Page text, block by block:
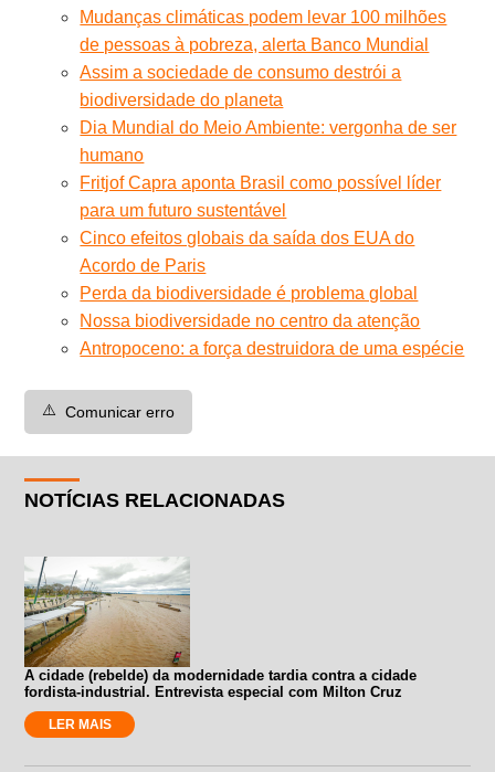
Mudanças climáticas podem levar 100 milhões
de pessoas à pobreza, alerta Banco Mundial
Assim a sociedade de consumo destrói a
biodiversidade do planeta
Dia Mundial do Meio Ambiente: vergonha de ser
humano
Fritjof Capra aponta Brasil como possível líder
para um futuro sustentável
Cinco efeitos globais da saída dos EUA do
Acordo de Paris
Perda da biodiversidade é problema global
Nossa biodiversidade no centro da atenção
Antropoceno: a força destruidora de uma espécie
⚠️ Comunicar erro
NOTÍCIAS RELACIONADAS
A cidade (rebelde) da modernidade tardia contra a cidade
fordista-industrial. Entrevista especial com Milton Cruz
LER MAIS